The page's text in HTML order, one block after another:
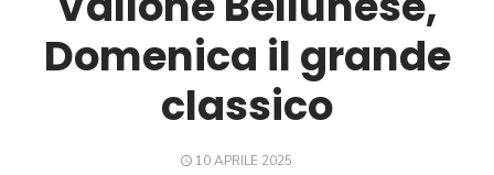
Domenica il grande
classico
POSTED
10 APRILE 2025